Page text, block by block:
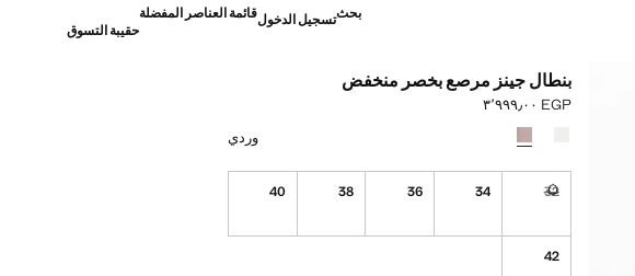
بحثتسجيل الدخولقائمة العناصر المفضلة
حقيبة التسوق
بنطال جينز مرصع بخصر منخفض
السعر الحالي [EGP ٣٬٩٩٩٫٠٠ ]
EGP ٣٬٩٩٩٫٠٠
حدد اللون
وردي
32
غير متوفر. أنا أريده!
34
36
38
40
42